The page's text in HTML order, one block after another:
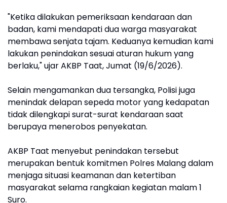
"Ketika dilakukan pemeriksaan kendaraan dan
badan, kami mendapati dua warga masyarakat
membawa senjata tajam. Keduanya kemudian kami
lakukan penindakan sesuai aturan hukum yang
berlaku," ujar AKBP Taat, Jumat (19/6/2026).
Selain mengamankan dua tersangka, Polisi juga
menindak delapan sepeda motor yang kedapatan
tidak dilengkapi surat-surat kendaraan saat
berupaya menerobos penyekatan.
AKBP Taat menyebut penindakan tersebut
merupakan bentuk komitmen Polres Malang dalam
menjaga situasi keamanan dan ketertiban
masyarakat selama rangkaian kegiatan malam 1
Suro.